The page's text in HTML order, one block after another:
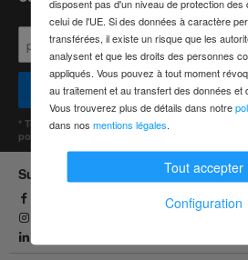
Pour les pros
* Toutes les données sont traitées de manière
possible à tout moment. Montant de commande
Suivez-nous
celui de l'UE. Si des données à caractère
transférées, il existe un risque que les
analysent et que les droits des personnes
appliqués. Vous pouvez à tout moment
au traitement et au transfert des données et
Vous trouverez plus de détails dans notre
dans nos mentions légales
Tout accepter
Configuration